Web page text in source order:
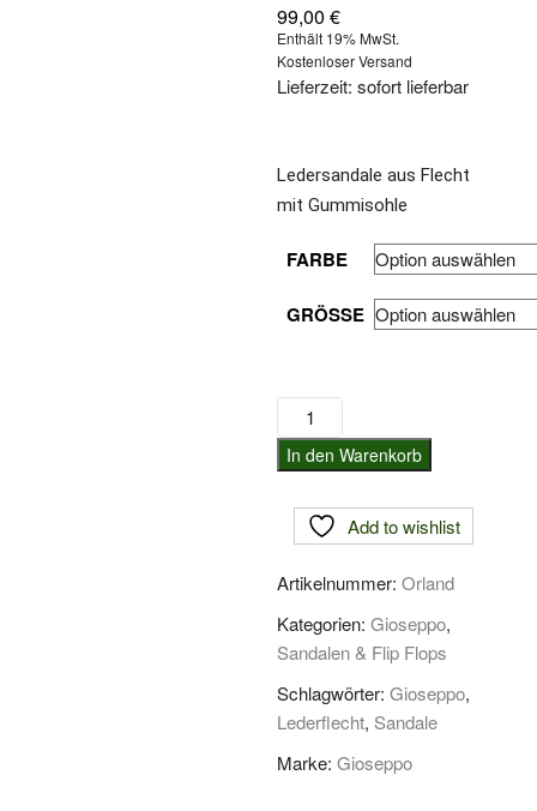
99,00€
Enthält 19% MwSt.
Kostenloser Versand
Lieferzeit: sofort lieferbar
Ledersandale aus Flecht
mit Gummisohle
FARBE
GRÖSSE
Gioseppo
Flechtriemensandale
Orland
In den Warenkorb
Add to wishlist
Artikelnummer:Orland
Kategorien:Gioseppo,
Sandalen & Flip Flops
Schlagwörter:Gioseppo,
Lederflecht, Sandale
Marke:Gioseppo